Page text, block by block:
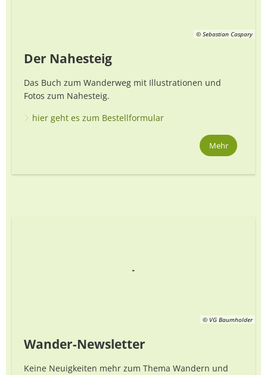
© Sebastian Caspary
Der Nahesteig
Das Buch zum Wanderweg mit Illustrationen und
Fotos zum Nahesteig.
hier geht es zum Bestellformular
Mehr
© VG Baumholder
Wander-Newsletter
Keine Neuigkeiten mehr zum Thema Wandern und